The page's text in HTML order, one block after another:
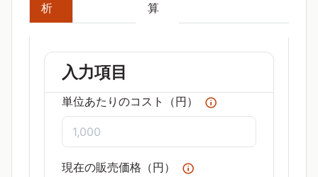
析
算
入力項目
単位あたりのコスト（円）
現在の販売価格（円）